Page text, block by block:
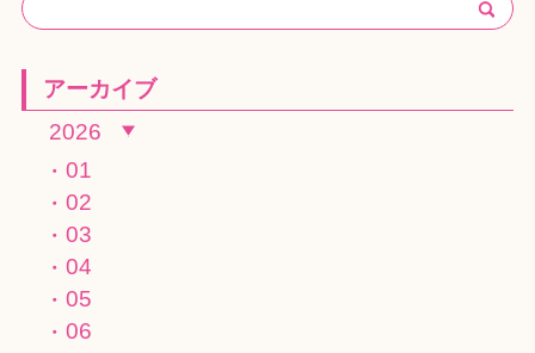
アーカイブ
2026
01
02
03
04
05
06